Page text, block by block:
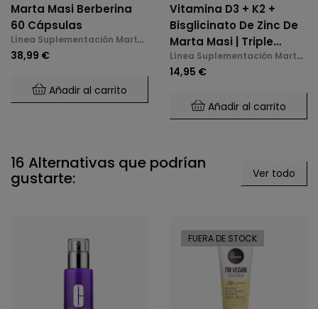
Marta Masi Berberina
60 Cápsulas
Línea Suplementación Marta
Masi
38,99 €
Añadir al carrito
Vitamina D3 + K2 +
Bisglicinato De Zinc De
Marta Masi | Triple
Acción: Huesos,
Inmunidad Y Bienestar
Línea Suplementación Marta
Masi
14,95 €
Añadir al carrito
16 Alternativas que podrían
gustarte: Ver todo
FUERA DE STOCK